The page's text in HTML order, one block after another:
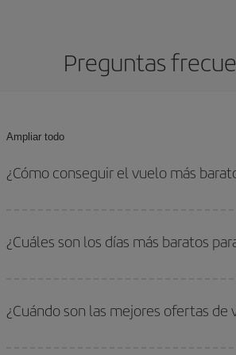
Preguntas
Ampliar todo
¿Cómo conseguir el vuelo más
fechas y horarios de ida y vuelta.
¿Cuáles son los días más baratos
quieres ir y en qué fechas habías pensado
para que puedas encontrar la mejor oferta.
¿Cuándo son las mejores ofertas de